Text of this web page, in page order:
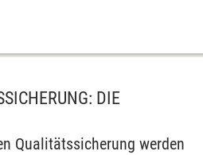
DIE
Qualitätssicherung werden